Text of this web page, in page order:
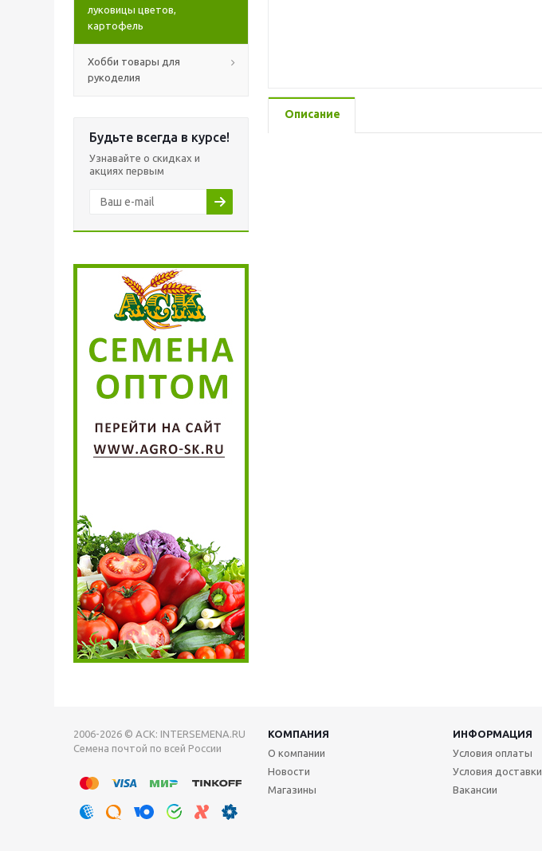
луковицы цветов,
картофель
Хобби товары для
рукоделия
Будьте всегда в курсе!
Узнавайте о скидках и
акциях первым
Описание
2006-2026 © АСК: INTERSEMENA.RU
Семена почтой по всей России
КОМПАНИЯ ИНФОРМАЦИЯ
О компании
Новости
Магазины
Условия оплаты
Условия доставки
Вакансии